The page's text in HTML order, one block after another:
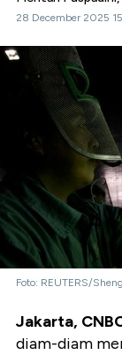
28 December 2025
Foto: REUTERS/
Jakarta,
diam-diam